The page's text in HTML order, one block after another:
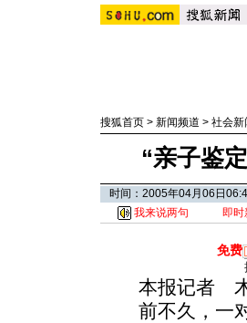
搜狐首页 > 新闻频道 > 社会新
“亲子鉴
时间：2005年04月06日
我来说两句
即时
免费
本报记者 木
前不久，一对